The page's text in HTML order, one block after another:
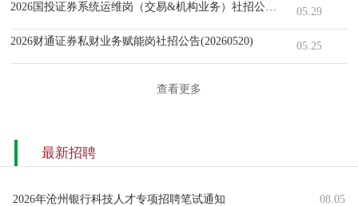
2026国投证券系统运维岗（交易&机构业务）社招公告（20260526）
05.29
2026财通证券私财业务赋能岗社招公告(20260520) 05.25
查看更多
最新招聘
2026年沧州银行科技人才专项招聘笔试通知 08.05